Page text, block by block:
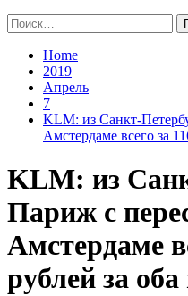
Найти:
Home
2019
Апрель
7
KLM: из Санкт-
Амстердаме всего за
KLM: из
Париж с
Амстердаме
рублей за оба